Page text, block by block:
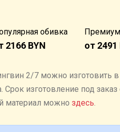
обивка
2166 BYN от 2491
2/7 можно изготовить
изготовление под заказ
материал можно здесь.